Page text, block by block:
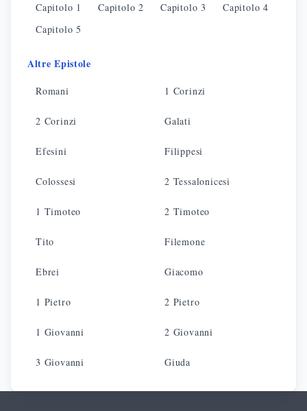
Capitolo 1 Capitolo2 Capitolo3 Capitolo4
Capitolo5
Altre Epistole
Romani 1 Corinzi
2 Corinzi Galati
Efesini Filippesi
Colossesi 2 Tessalonicesi
1 Timoteo 2 Timoteo
Tito Filemone
Ebrei Giacomo
1 Pietro 2 Pietro
1 Giovanni 2 Giovanni
3 Giovanni Giuda